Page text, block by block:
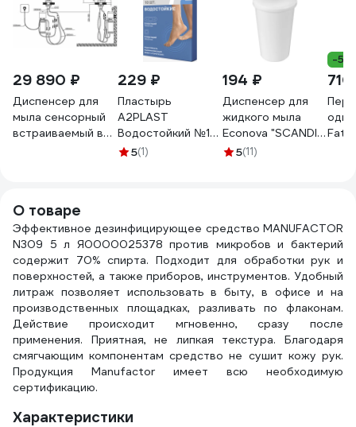
29 890 ₽
Диспенсер для
мыла сенсорный
встраиваемый в
229 ₽
Пластырь
A2PLAST
Водостойкий №10
в картонной
5(1)
194 ₽
Диспенсер для
жидкого мыла
Econova "SCANDI"
83x83x180 мм, 0.4
5(11)
-5%
О товаре
Эффективное дезинфицирующее средство MANUFACTOR
N309 5 л Я0000025378 против микробов и бактерий
содержит 70% спирта. Подходит для обработки рук и
поверхностей, а также приборов, инструментов. Удобный
литраж позволяет использовать в быту, в офисе и на
производственных площадках, разливать по флаконам.
Действие происходит мгновенно, сразу после
применения. Приятная, не липкая текстура. Благодаря
смягчающим компонентам средство не сушит кожу рук.
Продукция Manufactor имеет всю необходимую
сертификацию.
Характеристики